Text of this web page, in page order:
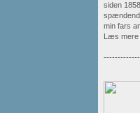
siden
min fars
Læs mere